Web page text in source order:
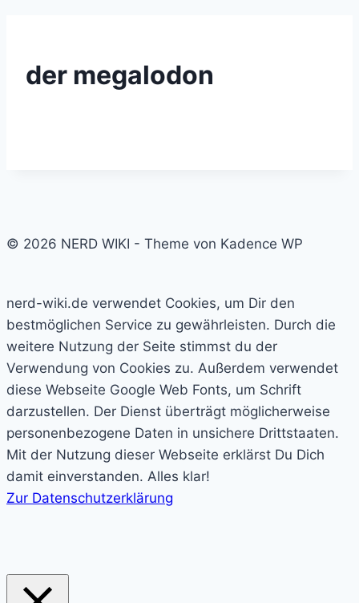
der megalodon
© 2026 NERD WIKI - Theme von Kadence WP
nerd-wiki.de verwendet Cookies, um Dir den
bestmöglichen Service zu gewährleisten. Durch die
weitere Nutzung der Seite stimmst du der
Verwendung von Cookies zu. Außerdem verwendet
diese Webseite Google Web Fonts, um Schrift
darzustellen. Der Dienst überträgt möglicherweise
personenbezogene Daten in unsichere Drittstaaten.
Mit der Nutzung dieser Webseite erklärst Du Dich
damit einverstanden. Alles klar!
Zur Datenschutzerklärung